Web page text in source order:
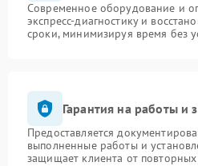
Современное оборудование и
экспресс-диагностику и
сроки, минимизируя время без
Гарантия на работы и
Предоставляется
выполненные работы и
защищает клиента от повторных